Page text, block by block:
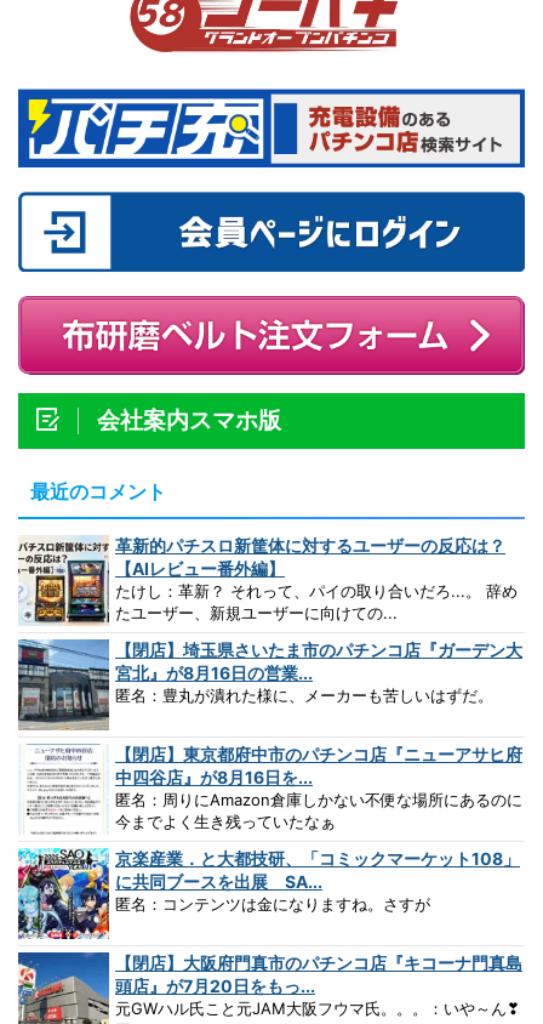
会社案内スマホ版
最近のコメント
革新的パチスロ新筐体に対するユーザーの反応は？
【AIレビュー番外編】
たけし：革新？ それって、パイの取り合いだろ...。 辞め
たユーザー、新規ユーザーに向けての...
【閉店】埼玉県さいたま市のパチンコ店『ガーデン大
宮北』が8月16日の営業...
匿名：豊丸が潰れた様に、メーカーも苦しいはずだ。
【閉店】東京都府中市のパチンコ店『ニューアサヒ府
中四谷店』が8月16日を...
匿名：周りにAmazon倉庫しかない不便な場所にあるのに
今までよく生き残っていたなぁ
京楽産業．と大都技研、「コミックマーケット108」
に共同ブースを出展 SA...
匿名：コンテンツは金になりますね。さすが
【閉店】大阪府門真市のパチンコ店『キコーナ門真島
頭店』が7月20日をもっ...
元GWハル氏こと元JAM大阪フウマ氏。。。：いや～ん❣